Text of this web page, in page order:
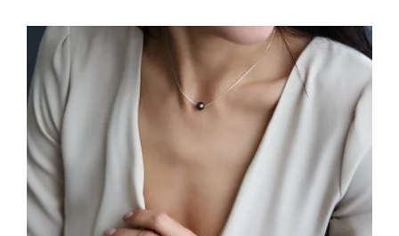
Jūsų el. paštas
Prenumeruoti